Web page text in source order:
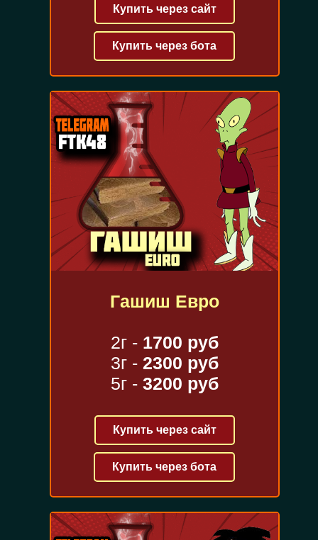
Купить через сайт
Купить через бота
Гашиш Евро
2г - 1700 руб
3г - 2300 руб
5г - 3200 руб
Купить через сайт
Купить через бота